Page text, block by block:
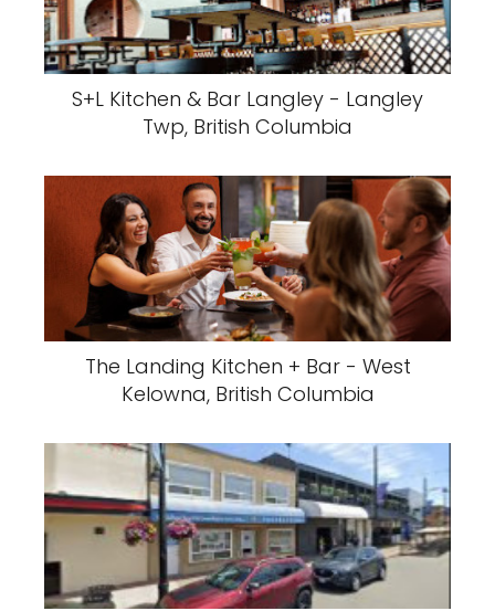
S+L Kitchen & Bar Langley - Langley
Twp, British Columbia
The Landing Kitchen + Bar - West
Kelowna, British Columbia